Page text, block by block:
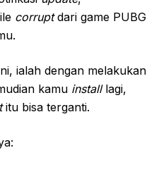
corruptdari game PUBG
ialah dengan melakukan
kamu installlagi,
itu bisa terganti.